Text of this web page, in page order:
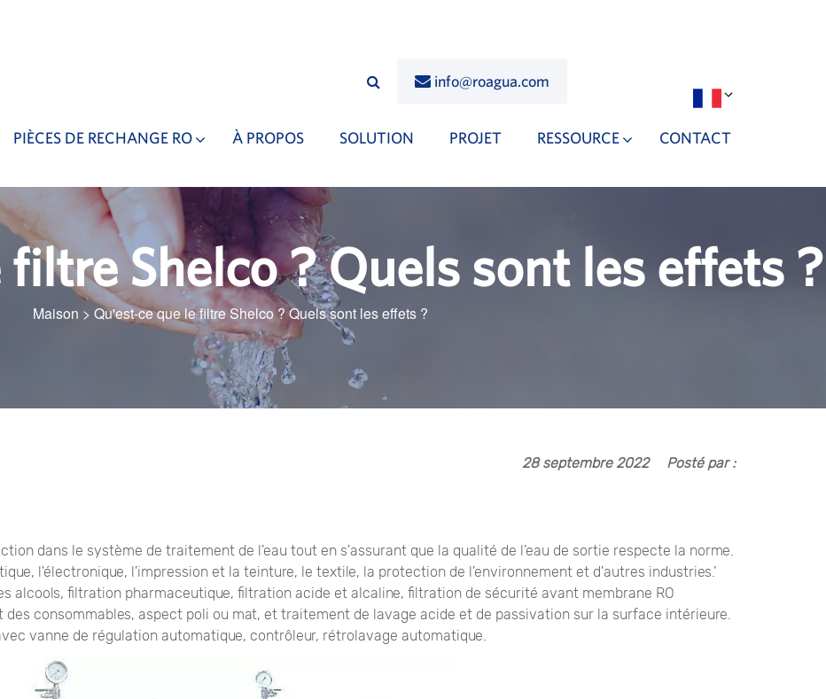
info@roagua.com
PIÈCES DE RECHANGE RO À PROPOS SOLUTION PROJET RESSOURCE CONTACT
Shelco ? Quels sont les effets ?
Maison > Qu'est-ce que le filtre Shelco ? Quels sont les effets ?
28 septembre 2022 Posté par :
dans le système de traitement de l'eau tout en s'assurant que la qualité de l'eau de sortie respecte la norme.
l'électronique, l'impression et la teinture, le textile, la protection de l'environnement et d'autres industries.’
alcools, filtration pharmaceutique, filtration acide et alcaline, filtration de sécurité avant membrane RO
des consommables, aspect poli ou mat, et traitement de lavage acide et de passivation sur la surface intérieure.
vanne de régulation automatique, contrôleur, rétrolavage automatique.